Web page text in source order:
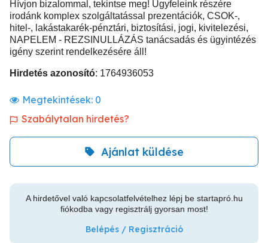
Hívjon bizalommal, tekintse meg! Ügyfeleink részére
irodánk komplex szolgáltatással prezentációk, CSOK-,
hitel-, lakástakarék-pénztári, biztosítási, jogi, kivitelezési,
NAPELEM - REZSINULLÁZÁS tanácsadás és ügyintézés
igény szerint rendelkezésére áll!
Hirdetés azonosító: 1764936053
Megtekintések: 0
Szabálytalan hirdetés?
Ajánlat küldése
A hirdetővel való kapcsolatfelvételhez lépj be startapró.hu
fiókodba vagy regisztrálj gyorsan most!
Belépés / Regisztráció